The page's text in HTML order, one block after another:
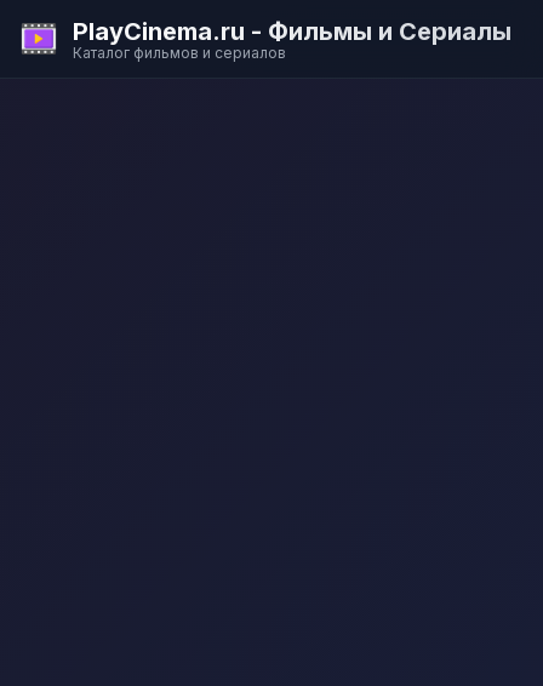
PlayCinema.ru - Фильмы и Сериалы
Каталог фильмов и сериалов